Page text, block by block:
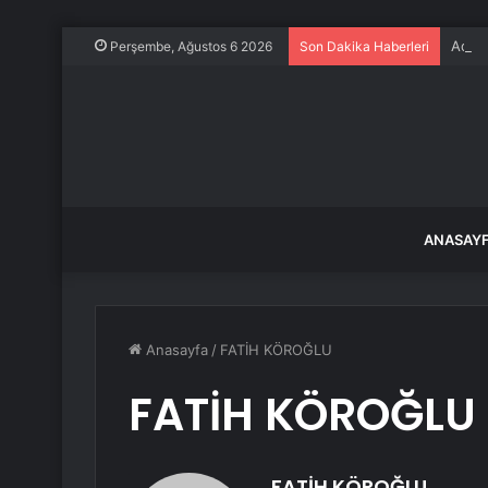
Perşembe, Ağustos 6 2026 Son Dakika Haberleri
Anasayfa / FATİH KÖROĞLU
FATİH KÖROĞLU